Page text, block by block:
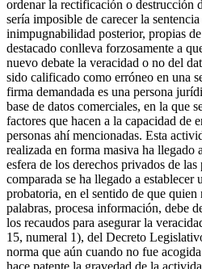
ordenar la rectificación o destrucción
sería imposible de carecer la
inimpugnabilidad posterior, propias
destacado conlleva forzosamente a
nuevo debate la veracidad o no del
sido calificado como erróneo en una
firma demandada es una persona
base de datos comerciales, en la que
factores que hacen a la capacidad de
personas ahí mencionadas. Esta
realizada en forma masiva ha llegado
esfera de los derechos privados de
comparada se ha llegado a establecer
probatoria, en el sentido de que
palabras, procesa información, debe
los recaudos para asegurar la
15, numeral 1), del Decreto
norma que aún cuando no fue
hace patente la gravedad de la